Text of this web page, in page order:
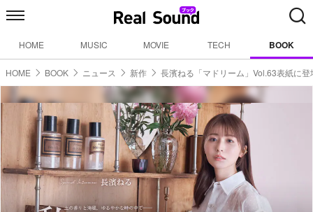
HOME MUSIC MOVIE TECH BOOK
HOME BOOK ニュース 新作 長濱ねる「マドリーム」Vol.63表紙に登